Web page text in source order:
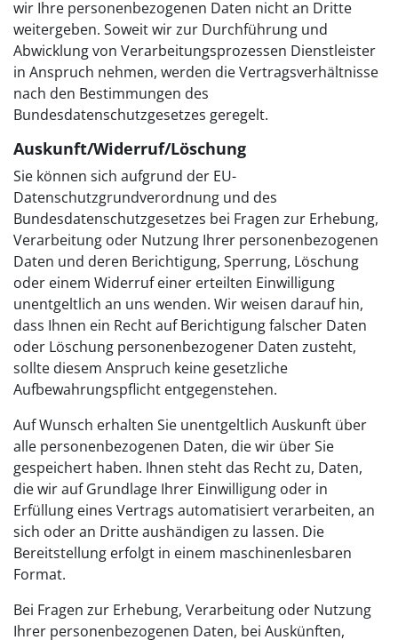
wir Ihre personenbezogenen Daten nicht an Dritte
weitergeben. Soweit wir zur Durchführung und
Abwicklung von Verarbeitungsprozessen Dienstleister
in Anspruch nehmen, werden die Vertragsverhältnisse
nach den Bestimmungen des
Bundesdatenschutzgesetzes geregelt.
Auskunft/Widerruf/Löschung
Sie können sich aufgrund der EU-
Datenschutzgrundverordnung und des
Bundesdatenschutzgesetzes bei Fragen zur Erhebung,
Verarbeitung oder Nutzung Ihrer personenbezogenen
Daten und deren Berichtigung, Sperrung, Löschung
oder einem Widerruf einer erteilten Einwilligung
unentgeltlich an uns wenden. Wir weisen darauf hin,
dass Ihnen ein Recht auf Berichtigung falscher Daten
oder Löschung personenbezogener Daten zusteht,
sollte diesem Anspruch keine gesetzliche
Aufbewahrungspflicht entgegenstehen.
Auf Wunsch erhalten Sie unentgeltlich Auskunft über
alle personenbezogenen Daten, die wir über Sie
gespeichert haben. Ihnen steht das Recht zu, Daten,
die wir auf Grundlage Ihrer Einwilligung oder in
Erfüllung eines Vertrags automatisiert verarbeiten, an
sich oder an Dritte aushändigen zu lassen. Die
Bereitstellung erfolgt in einem maschinenlesbaren
Format.
Bei Fragen zur Erhebung, Verarbeitung oder Nutzung
Ihrer personenbezogenen Daten, bei Auskünften,